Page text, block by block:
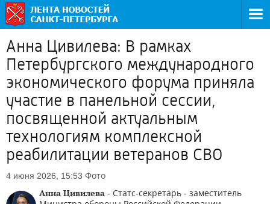
Анна Цивилева: В рамках
Петербургского международного
экономического форума приняла
участие в панельной сессии,
посвященной актуальным
технологиям комплексной
реабилитации ветеранов СВО
4 июня 2026, 15:53 Фото
Анна Цивилева - Статс-секретарь - заместитель